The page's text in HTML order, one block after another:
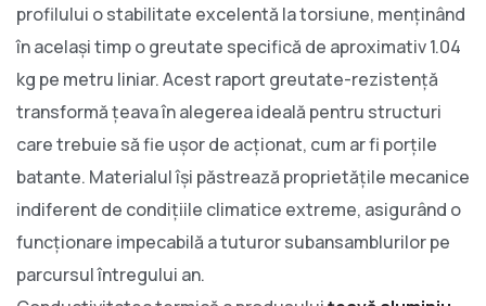
profilului o stabilitate excelentă la torsiune, menținând
în același timp o greutate specifică de aproximativ 1.04
kg pe metru liniar. Acest raport greutate-rezistență
transformă țeava în alegerea ideală pentru structuri
care trebuie să fie ușor de acționat, cum ar fi porțile
batante. Materialul își păstrează proprietățile mecanice
indiferent de condițiile climatice extreme, asigurând o
funcționare impecabilă a tuturor subansamblurilor pe
parcursul întregului an.